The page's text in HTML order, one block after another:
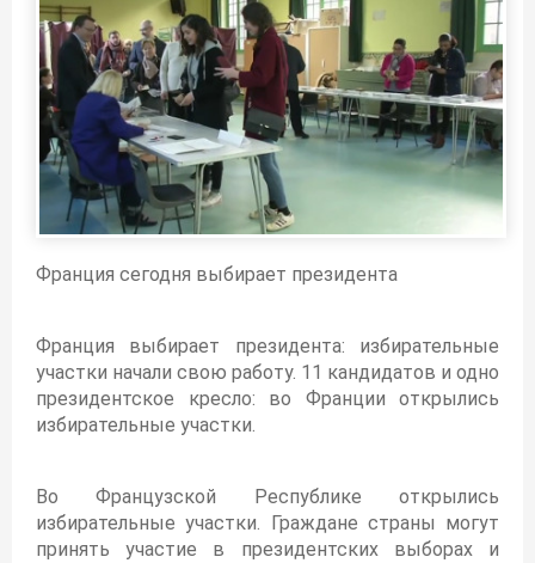
Франция сегодня выбирает президента
Франция выбирает президента: избирательные
участки начали свою работу. 11 кандидатов и одно
президентское кресло: во Франции открылись
избирательные участки.
Во Французской Республике открылись
избирательные участки. Граждане страны могут
принять участие в президентских выборах и